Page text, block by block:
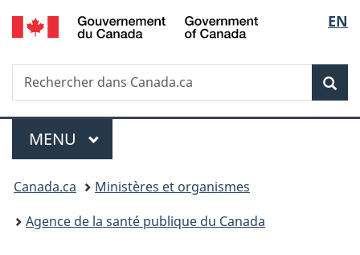
Passer
au
principal
Passer
à
Au
du
Passer
à
version
simplifiée
de
la
EN
Recherche
Rechercher
dans
Menu
MENU PRINCIPAL
Vous
êtes
Canada.ca
Ministères et organismes
Agence de la santé publique du Canada